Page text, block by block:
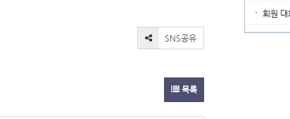
SNS공유
목록
회원 대